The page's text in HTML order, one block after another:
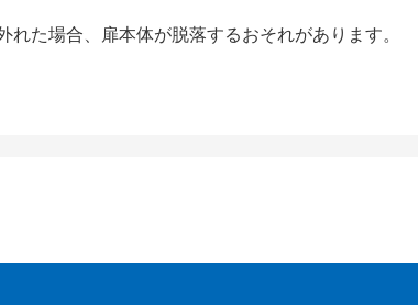
た場合、扉本体が脱落するおそれがあります。